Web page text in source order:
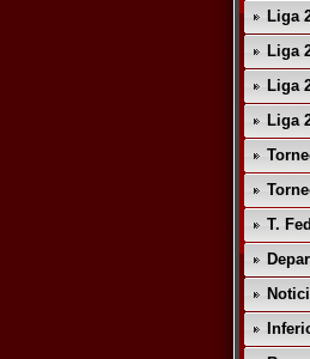
Liga
Liga
Liga
Liga
T.